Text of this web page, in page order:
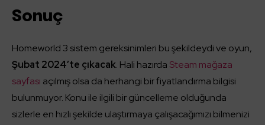
Sonuç
Homeworld 3 sistem gereksinimleri bu şekildeydi ve oyun,
Şubat 2024’te çıkacak. Hali hazırda Steam mağaza
sayfası açılmış olsa da herhangi bir fiyatlandırma bilgisi
bulunmuyor. Konu ile ilgili bir güncelleme olduğunda
sizlerle en hızlı şekilde ulaştırmaya çalışacağımızı bilmenizi